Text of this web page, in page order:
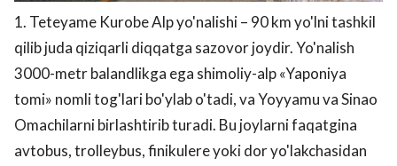
1. Teteyame Kurobe Alp yo'nalishi – 90 km yo'lni tashkil
qilib juda qiziqarli diqqatga sazovor joydir. Yo'nalish
3000-metr balandlikga ega shimoliy-alp «Yaponiya
tomi» nomli tog'lari bo'ylab o'tadi, va Yoyyamu va Sinao
Omachilarni birlashtirib turadi. Bu joylarni faqatgina
avtobus, trolleybus, finikulere yoki dor yo'lakchasidan